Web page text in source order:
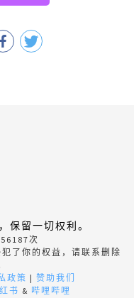
留一切权利。
次
了你的权益，请联系删除
政策 | 赞助我们
书 & 哔哩哔哩